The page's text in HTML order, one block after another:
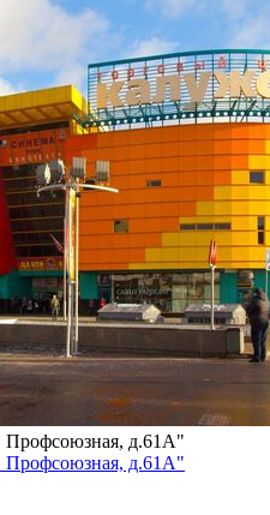
Профсоюзная, д.61А"
Профсоюзная, д.61А"